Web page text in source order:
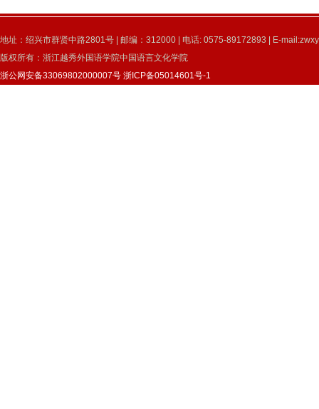
地址：绍兴市群贤中路2801号 | 邮编：312000 | 电话: 0575-89172893 | E-
版权所有：浙江越秀外国语学院中国语言文化学院
浙公网安备33069802000007号 浙ICP备05014601号-1